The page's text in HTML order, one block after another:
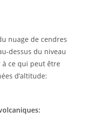
nuage de cendres
dessus du niveau
ce qui peut être
d’altitude: